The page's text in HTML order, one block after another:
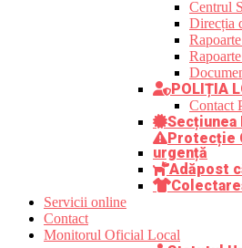
Centrul
Direcția
POLIȚIA
Contact
Secțiunea
Protecție
urgență
Adăpost
Servicii online
Contact
Monitorul Oficial Local